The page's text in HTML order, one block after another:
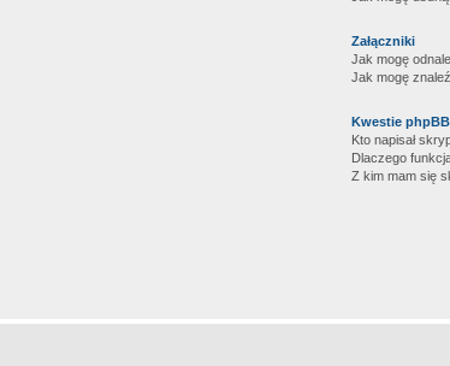
Załączniki
Jak mogę
Jak mogę
Kwestie
Kto napisał
Dlaczego
Z kim mam się